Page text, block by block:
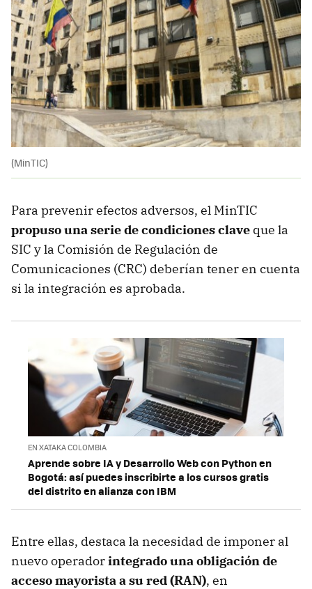
(MinTIC)
Para prevenir efectos adversos, el MinTIC
propuso una serie de condiciones clave que la
SIC y la Comisión de Regulación de
Comunicaciones (CRC) deberían tener en cuenta
si la integración es aprobada.
EN XATAKA COLOMBIA
Aprende sobre IA y Desarrollo Web con Python en
Bogotá: así puedes inscribirte a los cursos gratis
del distrito en alianza con IBM
Entre ellas, destaca la necesidad de imponer al
nuevo operadorintegrado una obligación de
acceso mayorista a su red (RAN), en